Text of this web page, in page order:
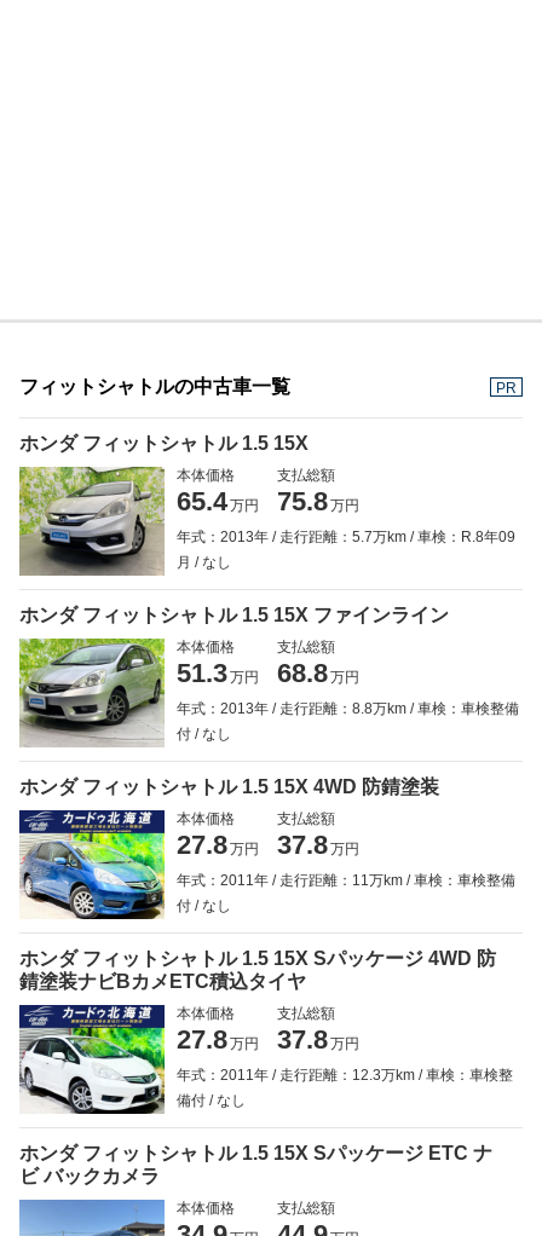
フィットシャトルの中古車一覧 PR
ホンダ フィットシャトル 1.5 15X
本体価格
65.4万円
支払総額
75.8万円
年式：2013年
走行距離：5.7万km
車検：R.8年09
月
なし
ホンダ フィットシャトル 1.5 15X ファインライン
本体価格
51.3万円
支払総額
68.8万円
年式：2013年
走行距離：8.8万km
車検：車検整備
付
なし
ホンダ フィットシャトル 1.5 15X 4WD 防錆塗装
本体価格
27.8万円
支払総額
37.8万円
年式：2011年
走行距離：11万km
車検：車検整備
付
なし
ホンダ フィットシャトル 1.5 15X Sパッケージ 4WD 防
錆塗装ナビBカメETC積込タイヤ
本体価格
27.8万円
支払総額
37.8万円
年式：2011年
走行距離：12.3万km
車検：車検整
備付
なし
ホンダ フィットシャトル 1.5 15X Sパッケージ ETC ナ
ビ バックカメラ
本体価格 支払総額